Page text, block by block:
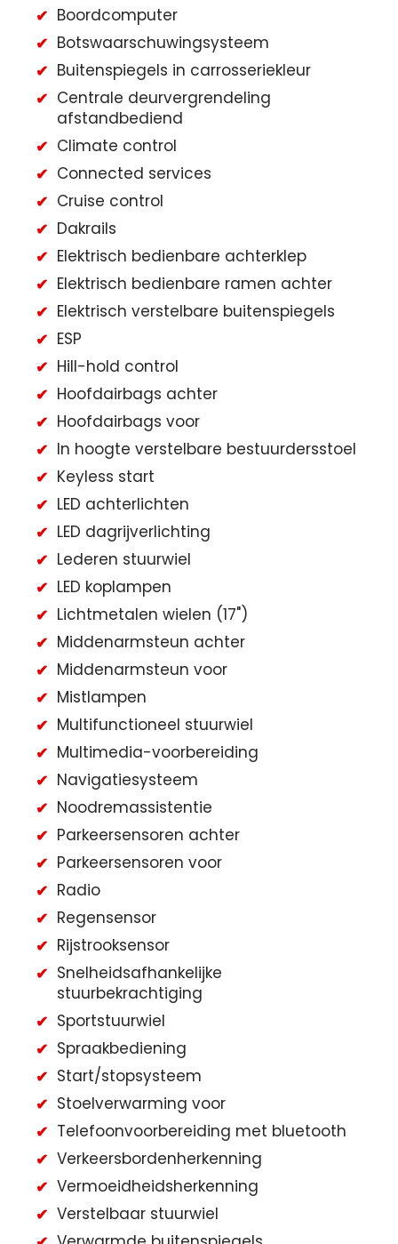
Boordcomputer
Botswaarschuwingsysteem
Buitenspiegels in carrosseriekleur
Centrale deurvergrendeling
afstandbediend
Climate control
Connected services
Cruise control
Dakrails
Elektrisch bedienbare achterklep
Elektrisch bedienbare ramen achter
Elektrisch verstelbare buitenspiegels
ESP
Hill-hold control
Hoofdairbags achter
Hoofdairbags voor
In hoogte verstelbare bestuurdersstoel
Keyless start
LED achterlichten
LED dagrijverlichting
Lederen stuurwiel
LED koplampen
Lichtmetalen wielen (17")
Middenarmsteun achter
Middenarmsteun voor
Mistlampen
Multifunctioneel stuurwiel
Multimedia-voorbereiding
Navigatiesysteem
Noodremassistentie
Parkeersensoren achter
Parkeersensoren voor
Radio
Regensensor
Rijstrooksensor
Snelheidsafhankelijke
stuurbekrachtiging
Sportstuurwiel
Spraakbediening
Start/stopsysteem
Stoelverwarming voor
Telefoonvoorbereiding met bluetooth
Verkeersbordenherkenning
Vermoeidheidsherkenning
Verstelbaar stuurwiel